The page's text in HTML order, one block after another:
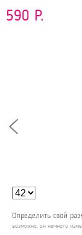
590 Р.
Определить свой
возможно, он немного